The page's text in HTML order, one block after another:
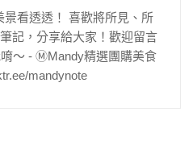
看透透！ 喜歡將所見、所
記，分享給大家！歡迎留言
～ - Ⓜ️Mandy精選團購美食
mandynote